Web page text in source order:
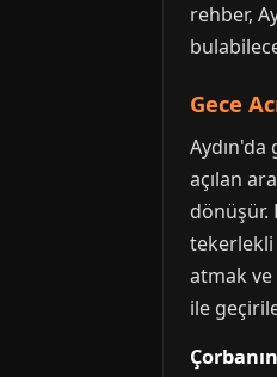
rehber,
Gece
açılan
dönüşür.
tekerlekli
atmak
ile